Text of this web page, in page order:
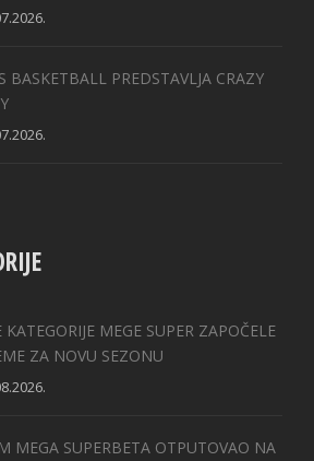
BASKETBALL PREDSTAVLJA CRAZY
MEGE SUPER ZAPOČELE
ZA NOVU SEZONU
MEGA SUPERBETA OTPUTOVAO NA